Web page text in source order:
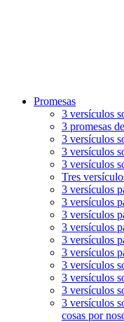
Promesas
3 versículos
3 promesas
3 versículos
3 versículos
3 versículos
Tres
3 versículos
3 versículos
3 versículos
3 versículos
3 versículos
3 versículos
3 versículos
3 versículos
3 versículos
3 versículos
cosas por